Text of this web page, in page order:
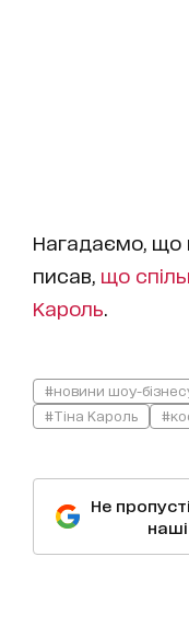
Нагадаємо, що
писав, що
Кароль
#новини шоу-
#Тіна Кароль
Не